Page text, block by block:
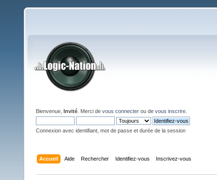
Bienvenue, Invité . Merci de vous connecter ou de vous inscrire
Connexion avec identifiant, mot de passe et durée de la session
Accueil Aide Rechercher Identifiez-vous Inscrivez-vous